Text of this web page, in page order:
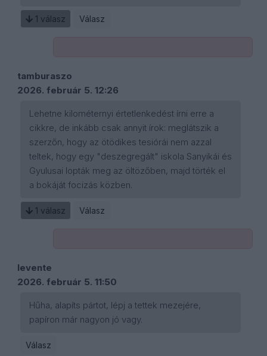
1 válasz Válasz
tamburaszo
2026. február 5. 12:26
Lehetne kilométernyi értetlenkedést írni erre a
cikkre, de inkább csak annyit írok: meglátszik a
szerzőn, hogy az ötödikes tesiórái nem azzal
teltek, hogy egy "deszegregált" iskola Sanyikái és
Gyulusai lopták meg az öltözőben, majd törték el
a bokáját focizás közben.
1 válasz Válasz
levente
2026. február 5. 11:50
Hűha, alapíts pártot, lépj a tettek mezejére,
papíron már nagyon jó vagy.
Válasz